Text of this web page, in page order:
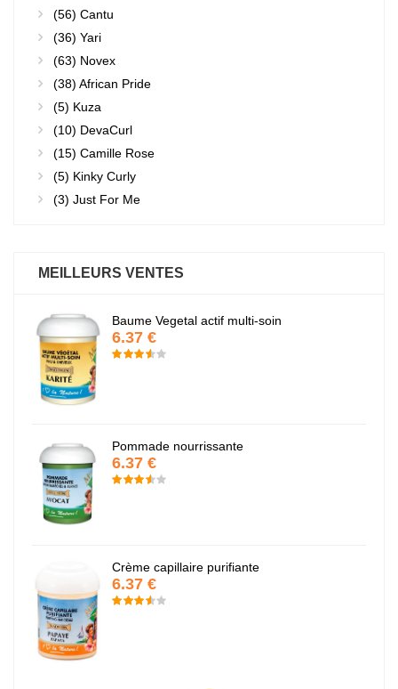
(56) Cantu
(36) Yari
(63) Novex
(38) African Pride
(5) Kuza
(10) DevaCurl
(15) Camille Rose
(5) Kinky Curly
(3) Just For Me
MEILLEURS VENTES
Baume Vegetal actif multi-soin
6.37 €
Pommade nourrissante
6.37 €
Crème capillaire purifiante
6.37 €